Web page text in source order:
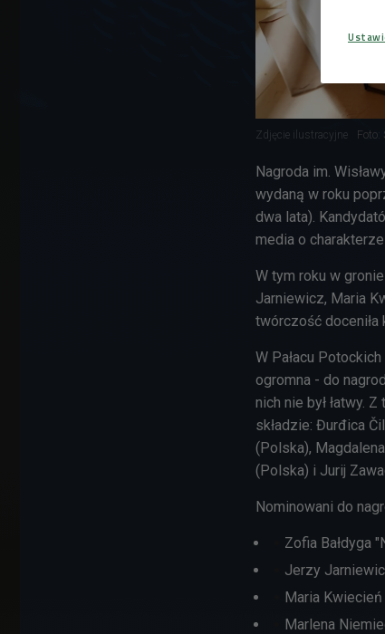
Zdjęcie ilustracyjne Foto:
Nagroda im.
wydaną w roku
dwa lata).
media o
W tym roku w
Jarniewicz, Maria
twórczość doceniła
W Pałacu
ogromna - do
nich nie był łatwy.
składzie: Đurđica
(Polska),
(Polska) i Jurij
Nominowani do
Zofia Bałdyga
Jerzy
Maria Kwiecień
Marlena